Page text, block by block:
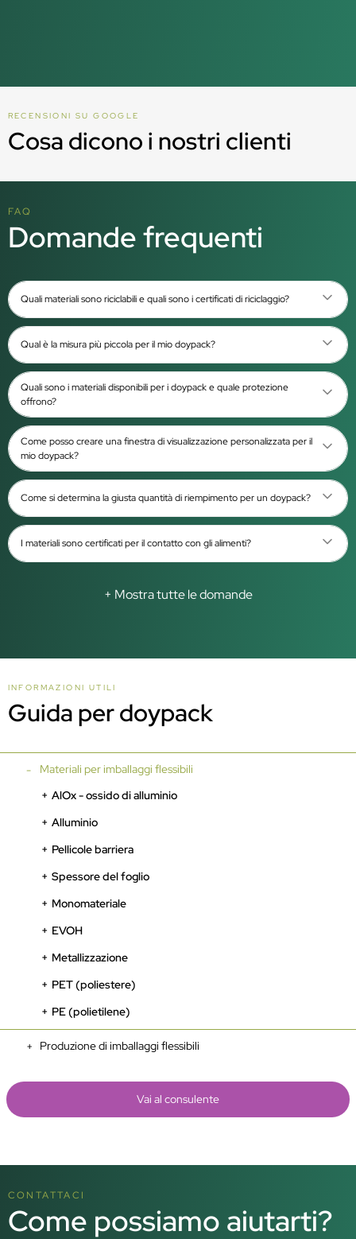
RECENSIONI SU GOOGLE
Cosa dicono i nostri clienti
FAQ
Domande frequenti
Quali materiali sono riciclabili e quali sono i certificati di riciclaggio?
Qual è la misura più piccola per il mio doypack?
Quali sono i materiali disponibili per i doypack e quale protezione
offrono?
Come posso creare una finestra di visualizzazione personalizzata per il
mio doypack?
Come si determina la giusta quantità di riempimento per un doypack?
I materiali sono certificati per il contatto con gli alimenti?
+ Mostra tutte le domande
INFORMAZIONI UTILI
Guida per doypack
Materiali per imballaggi flessibili
AlOx - ossido di alluminio
Alluminio
Pellicole barriera
Spessore del foglio
Monomateriale
EVOH
Metallizzazione
PET (poliestere)
PE (polietilene)
Produzione di imballaggi flessibili
Vai al consulente
CONTATTACI
Come possiamo aiutarti?